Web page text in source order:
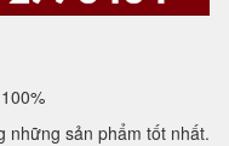
những sản phẩm tốt nhất.